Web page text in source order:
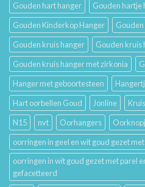
Gouden hart hanger
Gouden hartje
Gouden Kinderkop Hanger
Gouden kruis hanger
Gouden kruis
Gouden kruis hanger met zirkonia
Hanger met geboortesteen
Hart oorbellen Goud
Jonline Kruis
N15
nvt Oorhangers
oorringen in geel en wit goud gezet
oorringen in wit goud gezet met parel
gefacetteerd